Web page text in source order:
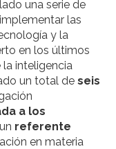
una serie de
las
y la
en los últimos
inteligencia
un total de seis
a los
referente
en materia